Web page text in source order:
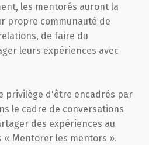
les mentorés auront la
propre communauté de
de faire du
leurs expériences avec
privilège d'être encadrés par
le cadre de conversations
des expériences au
« Mentorer les mentors ».